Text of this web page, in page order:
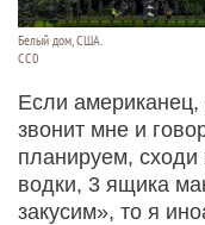
Белый дом, США.
CC0
Если
звонит мне и
планируем, сходи
водки, 3 ящика
закусим», то я